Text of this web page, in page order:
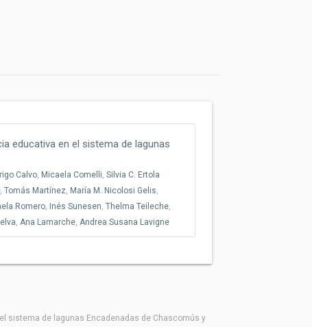
educativa en el sistema de lagunas
Calvo Micaela Comelli ,Silvia C. Ertola
,Tomás Martínez María M. Nicolosi Gelis
Romero Inés Sunesen ,Thelma Teileche
Ana Lamarche Andrea Susana Lavigne
sistema de lagunas Encadenadas de Chascomús y